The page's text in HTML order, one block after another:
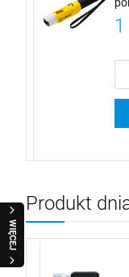
WIĘCEJ
1
Produkt